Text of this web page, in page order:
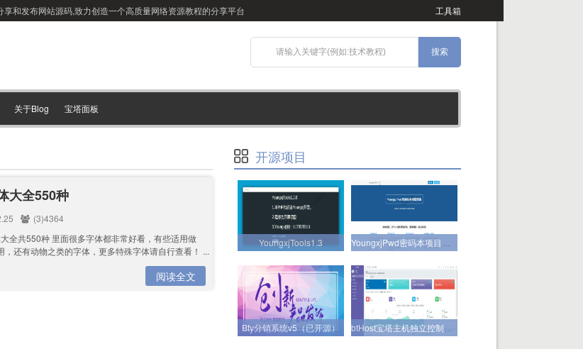
和发布网站源码,致力创造一个高质量网络资源教程的分享平台 工具箱
关于Blog 宝塔面板
大全550种
(3)4364
全共550种 里面很多字体都非常好看，有些适用做
，还有动物之类的字体，更多特殊字体请自行查看！ ...
阅读全文
开源项目
YoungxjTools1.3
Bty分销系统v5（已开源）